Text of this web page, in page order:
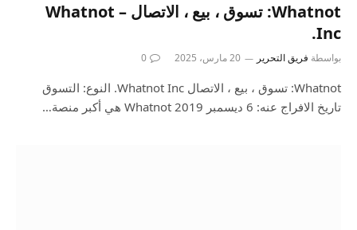
Whatnot: تسوق ، بيع ، الاتصال – Whatnot
Inc.
بواسطة فريق التحرير 20 مارس، 2025 0
Whatnot: تسوق ، بيع ، الاتصال Whatnot Inc. النوع: التسوق
تاريخ الافراج عنه: 6 ديسمبر 2019 Whatnot هي أكبر منصة…